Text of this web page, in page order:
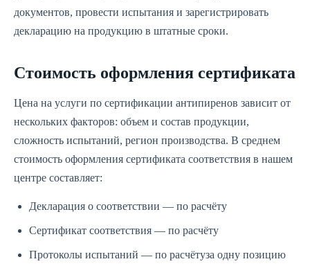
документов, провести испытания и зарегистрировать
декларацию на продукцию в штатные сроки.
Стоимость оформления сертификата
Цена на услуги по сертификации антипиренов зависит от
нескольких факторов: объем и состав продукции,
сложность испытаний, регион производства. В среднем
стоимость оформления сертификата соответствия в нашем
центре составляет:
Декларация о соответствии — по расчёту
Сертификат соответствия — по расчёту
Протоколы испытаний — по расчётуза одну позицию